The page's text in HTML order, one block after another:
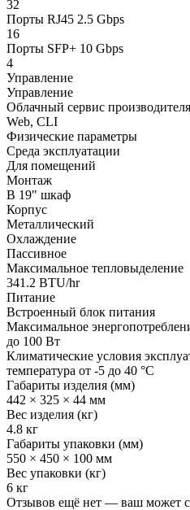
32
Порты RJ45 2.5 Gbps
16
Порты SFP+ 10 Gbps
4
Управление
Управление
Облачный сервис
Web, CLI
Физические параметры
Среда эксплуатации
Для помещений
Монтаж
В 19" шкаф
Корпус
Металлический
Охлаждение
Пассивное
Максимальное тепловыделение
341.2 BTU/hr
Питание
Встроенный блок питания
Максимальное
до 100 Вт
Климатические условия
температура от -5 до 40 °C
Габариты изделия (мм)
442 × 325 × 44 мм
Вес изделия (кг)
4.8 кг
Габариты упаковки (мм)
550 × 450 × 100 мм
Вес упаковки (кг)
6 кг
Отзывов ещё нет — ваш может